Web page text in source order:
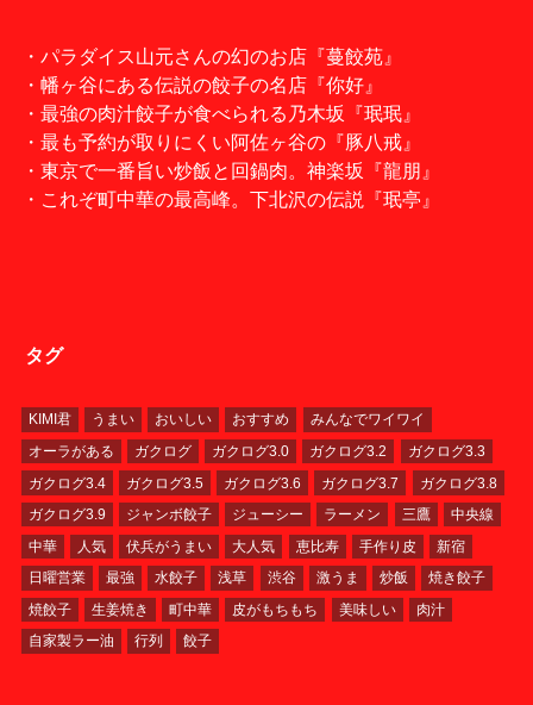
・パラダイス山元さんの幻のお店『蔓餃苑』
・幡ヶ谷にある伝説の餃子の名店『你好』
・最強の肉汁餃子が食べられる乃木坂『珉珉』
・最も予約が取りにくい阿佐ヶ谷の『豚八戒』
・東京で一番旨い炒飯と回鍋肉。神楽坂『龍朋』
・これぞ町中華の最高峰。下北沢の伝説『珉亭』
タグ
KIMI君 うまい おいしい おすすめ
みんなでワイワイ
オーラがある
ガクログ ガクログ3.0 ガクログ3.2
ガクログ3.3
ガクログ3.4
ガクログ3.5 ガクログ3.6 ガクログ3.7
ガクログ3.8
ガクログ3.9
ジャンボ餃子 ジューシー ラーメン 三鷹
中央線
中華
人気 伏兵がうまい 大人気 恵比寿 手作り皮
新宿
日曜営業
最強 水餃子 浅草 渋谷 激うま 炒飯
焼き餃子
焼餃子
生姜焼き 町中華 皮がもちもち 美味しい
肉汁
自家製ラー油
行列 餃子